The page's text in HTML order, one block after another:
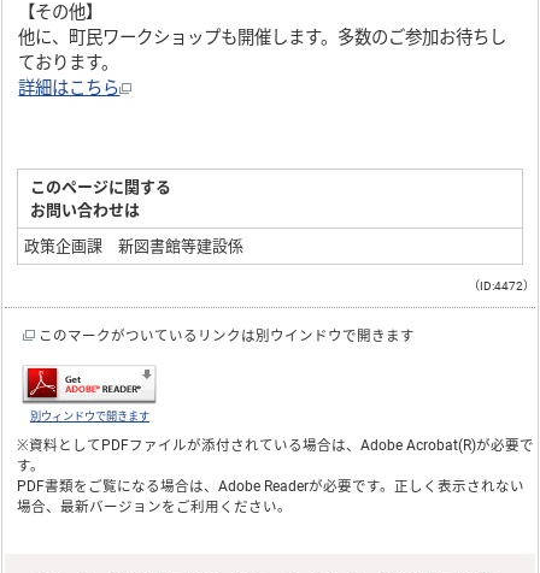
【その他】
他に、町民ワークショップも開催します。多数のご参加お待ちし
ております。
詳細はこちら
このページに関する
お問い合わせは
政策企画課 新図書館等建設係
（ID:4472）
このマークがついているリンクは別ウインドウで開きます
別ウィンドウで開きます
※資料としてPDFファイルが添付されている場合は、Adobe Acrobat(R)が必要で
す。
PDF書類をご覧になる場合は、Adobe Readerが必要です。正しく表示されない
場合、最新バージョンをご利用ください。